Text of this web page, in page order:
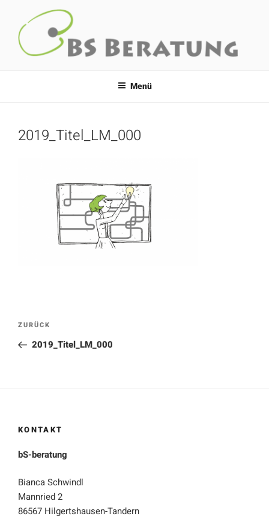
springen
Menü
2019_Titel_LM_000
Beitragsnavigation
Vorheriger
Beitrag
ZURÜCK
2019_Titel_LM_000
KONTAKT
bS-beratung
Bianca Schwindl
Mannried 2
86567 Hilgertshausen-Tandern